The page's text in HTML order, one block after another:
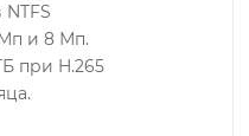
и 8 Мп.
при H.265